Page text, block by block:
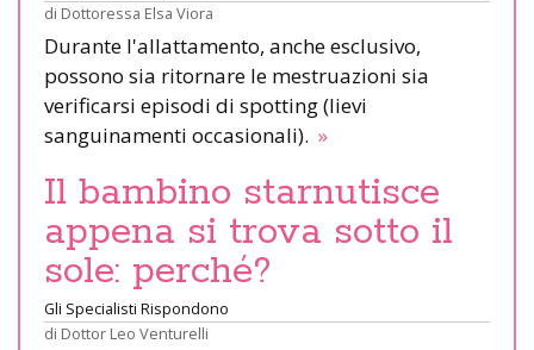
di Dottoressa Elsa Viora
Durante l'allattamento, anche esclusivo,
possono sia ritornare le mestruazioni sia
verificarsi episodi di spotting (lievi
sanguinamenti occasionali). »
Il bambino starnutisce
appena si trova sotto il
sole: perché?
Gli Specialisti Rispondono
di Dottor Leo Venturelli